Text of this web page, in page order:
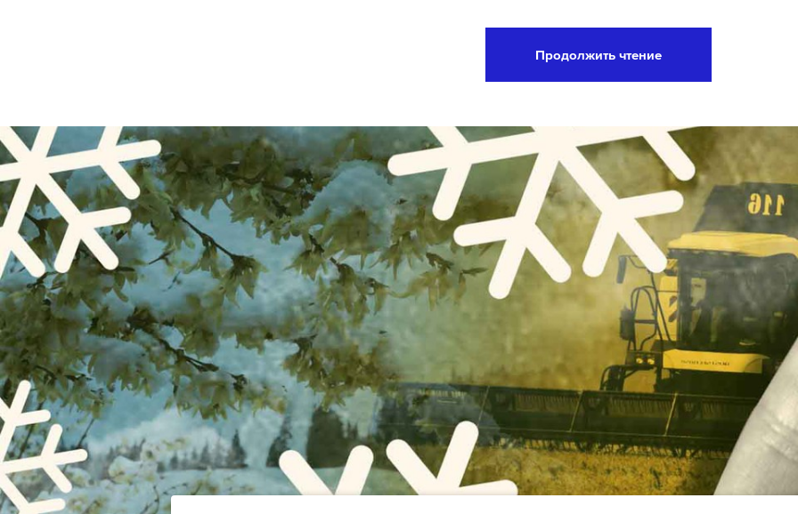
защиты гостайны, занимается технической защитой
Ранее суд отправил под стражу самого Кузнецова. На
он руководил главным управлением кадров Минобороны.
возглавлял 8-е управление с 2010-го по 2023 год. По версии
генерал-лейтенант был лично знаком с Мартиросяном,
получить у знакомого взятку «в виде иного имущества» за
«которым он может способствовать в силу своего
положения, значимости и авторитета занимаемой
общее покровительство по службе в интересах
пресс-служба судов. В Следственном комитете заявляли, что
преступление было совершено в 2021-2023 годах.
Telegram-канал «ВЧК-ОГПУ» пишет, что руководство 8-го
целях оптимизации расходов» решило расквартировать
Продолжить чтение